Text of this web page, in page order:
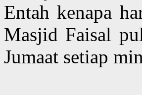
Entah kenapa
Masjid Faisal
Jumaat setiap